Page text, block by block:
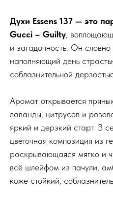
Духи Essens 137 — это
Gucci – Guilty,
и загадочность. Он словно
наполняющий день
соблазнительной
Аромат открывается
лаванды, цитрусов и
яркий и дерзкий старт. В
цветочная композиция из
раскрывающаяся мягко и
всё шлейфом из пачули,
коже стойкий,